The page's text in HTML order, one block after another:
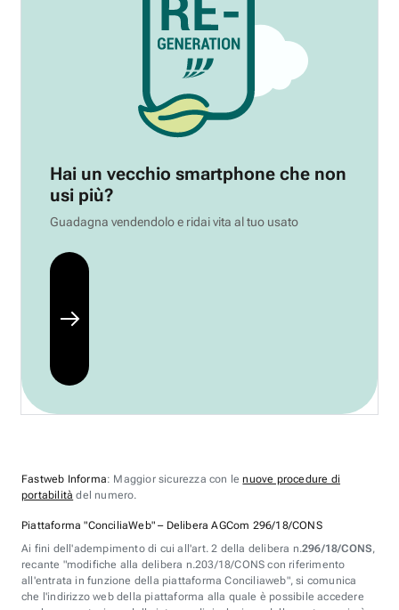
Hai un vecchio smartphone che non
usi più?
Guadagna vendendolo e ridai vita al tuo usato
Fastweb Informa: Maggior sicurezza con lenuove procedure di
portabilità del numero.
Piattaforma "ConciliaWeb" – Delibera AGCom 296/18/CONS
Ai fini dell'adempimento di cui all'art. 2 della delibera n.296/18/CONS,
recante "modifiche alla delibera n.203/18/CONS con riferimento
all'entrata in funzione della piattaforma Conciliaweb", si comunica
che l'indirizzo web della piattaforma alla quale è possibile accedere